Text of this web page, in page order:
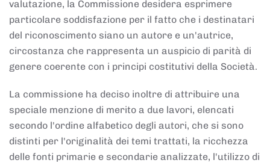
valutazione, la Commissione desidera esprimere
particolare soddisfazione per il fatto che i destinatari
del riconoscimento siano un autore e un'autrice,
circostanza che rappresenta un auspicio di parità di
genere coerente con i principi costitutivi della Società.
La commissione ha deciso inoltre di attribuire una
speciale menzione di merito a due lavori, elencati
secondo l'ordine alfabetico degli autori, che si sono
distinti per l'originalità dei temi trattati, la ricchezza
delle fonti primarie e secondarie analizzate, l'utilizzo di